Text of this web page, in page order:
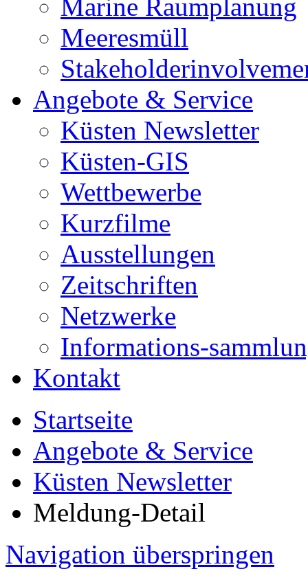
Marine Raumplanung
Meeresmüll
Angebote & Service
Küsten Newsletter
Küsten-GIS
Wettbewerbe
Kurzfilme
Ausstellungen
Zeitschriften
Netzwerke
Informations-
Kontakt
Startseite
Angebote & Service
Küsten Newsletter
Meldung-Detail
Navigation überspringen